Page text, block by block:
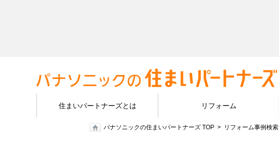
住まいパートナーズとは リフォーム
パナソニックの住まいパートナーズ TOP リフォーム事例検索